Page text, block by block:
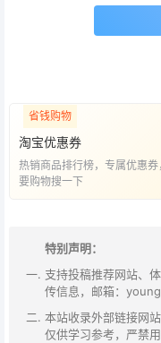
省钱购物
淘宝优惠券
热销商品排行榜，专属优惠券
要购物搜一下
特别声明：
支持投稿推荐网站、
传信息，邮箱：
本站收录外部链接网
仅供学习参考，严禁